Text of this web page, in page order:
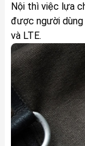
Nội thì việc lựa
được người dùng
và LTE.